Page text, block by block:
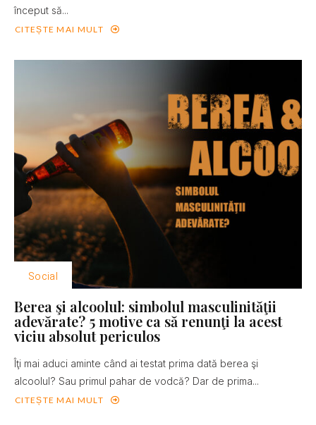
început să...
CITEȘTE MAI MULT
Social
Berea şi alcoolul: simbolul masculinităţii
adevărate? 5 motive ca să renunţi la acest
viciu absolut periculos
Îţi mai aduci aminte când ai testat prima dată berea şi
alcoolul? Sau primul pahar de vodcă? Dar de prima...
CITEȘTE MAI MULT